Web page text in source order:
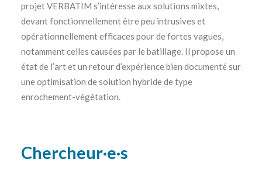
projet VERBATIM s’intéresse aux solutions mixtes,
devant fonctionnellement être peu intrusives et
opérationnellement efficaces pour de fortes vagues,
notamment celles causées par le batillage. Il propose un
état de l’art et un retour d’expérience bien documenté sur
une optimisation de solution hybride de type
enrochement-végétation.
Chercheur·e·s